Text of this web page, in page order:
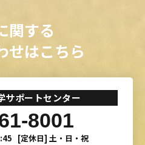
関する
せはこちら
サポートセンター
8001
[定休日] 土・日・祝